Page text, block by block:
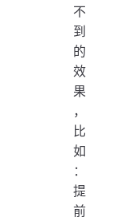
不
到
的
效
果
，
比
如
：
提
前